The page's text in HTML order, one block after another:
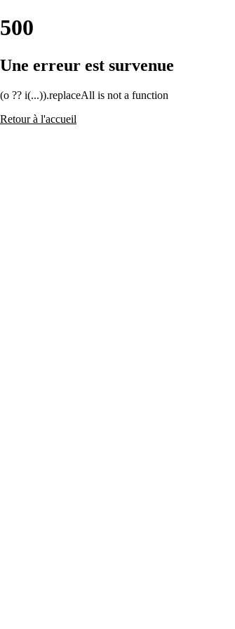
500
Une erreur est survenue
(o ?? i(...)).replaceAll is not a function
Retour à l'accueil